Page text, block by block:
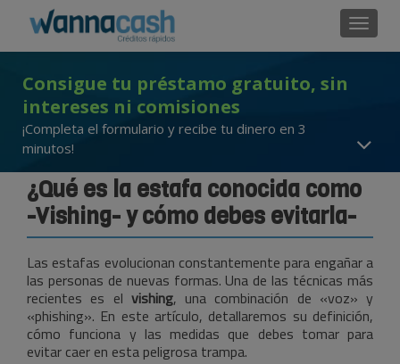
Consigue tu préstamo gratuito, sin
intereses ni comisiones
¡Completa el formulario y recibe tu dinero en 3
minutos!
¿Qué es la estafa conocida como
-Vishing- y cómo debes evitarla-
Las estafas evolucionan constantemente para engañar a
las personas de nuevas formas. Una de las técnicas más
recientes es el vishing, una combinación de «voz» y
«phishing». En este artículo, detallaremos su definición,
cómo funciona y las medidas que debes tomar para
evitar caer en esta peligrosa trampa.